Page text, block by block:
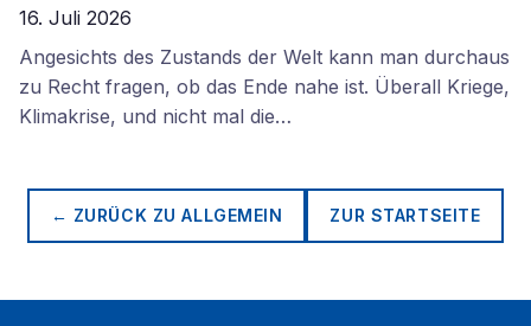
16. Juli 2026
Angesichts des Zustands der Welt kann man durchaus
zu Recht fragen, ob das Ende nahe ist. Überall Kriege,
Klimakrise, und nicht mal die…
← ZURÜCK ZUALLGEMEIN ZUR STARTSEITE